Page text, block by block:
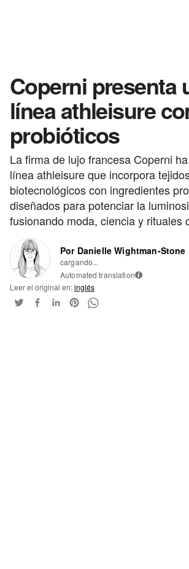
Coperni presenta
línea athleisure
probióticos
La firma de lujo francesa Coperni
línea athleisure que incorpora
biotecnológicos con ingredientes
diseñados para potenciar la
fusionando moda, ciencia y rituales
Por Danielle Wightman-Stone
cargando...
Automated translation i
Leer el original en:inglés